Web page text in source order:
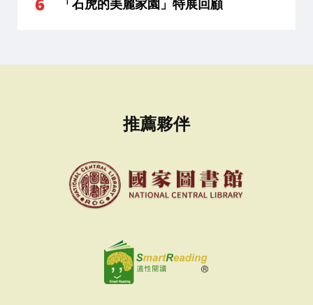
「石虎的美麗家園」特展回顧
推薦夥伴